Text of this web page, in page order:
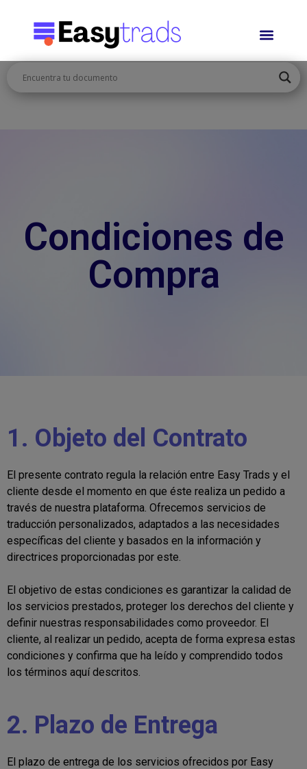
Condiciones de
Compra
1. Objeto del Contrato
El presente contrato regula la relación entre Easy Trads y el
cliente desde el momento en que éste realiza un pedido a
través de nuestra plataforma. Ofrecemos servicios de
traducción personalizados, adaptados a las necesidades
específicas del cliente y basados en la información y
directrices proporcionadas por este.
El objetivo de estas condiciones es garantizar la calidad de
los servicios prestados, proteger los derechos del cliente y
definir nuestras responsabilidades como proveedor. El
cliente, al realizar un pedido, acepta de forma expresa estas
condiciones y confirma que ha leído y comprendido todos
los términos aquí descritos.
2. Plazo de Entrega
El plazo de entrega de los servicios ofrecidos por Easy